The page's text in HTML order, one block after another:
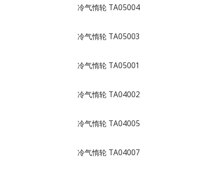
冷气惰轮 TA05004
冷气惰轮 TA05003
冷气惰轮 TA05001
冷气惰轮 TA04002
冷气惰轮 TA04005
冷气惰轮 TA04007